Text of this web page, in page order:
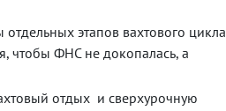
отдельных этапов вахтового цикла
чтобы ФНС не докопалась, а
отдых и сверхурочную